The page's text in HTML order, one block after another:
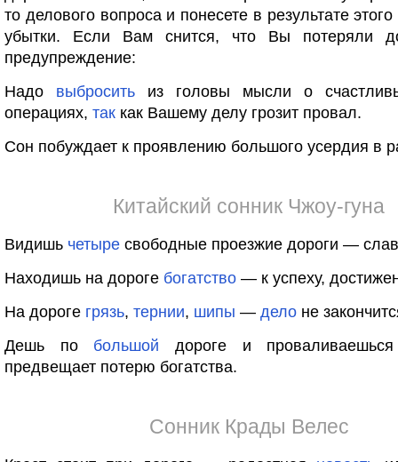
то делового вопроса и понесете в результате
убытки. Если Вам снится, что Вы потеряли
предупреждение:
Надо выбросить из головы мысли о
операциях, так как Вашему делу грозит провал.
Сон побуждает к проявлению большого усердия в
Китайский сонник Чжоу-гуна
Видишь четыре свободные проезжие дороги —
Находишь на дороге богатство — к успеху,
На дороге грязь, тернии, шипы — дело не
Дешь по большой дороге и
предвещает потерю богатства.
Сонник Крады Велес